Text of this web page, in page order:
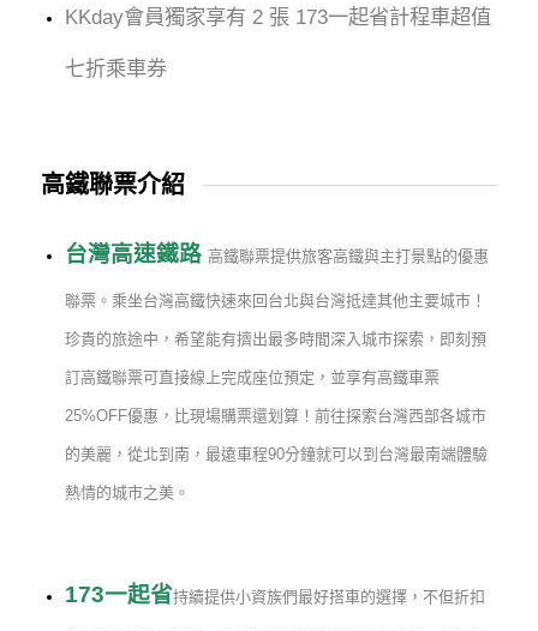
KKday會員獨家享有 2 張 173一起省計程車超值
七折乘車券
高鐵聯票介紹
台灣高速鐵路 高鐵聯票提供旅客高鐵與主打景點的優惠
聯票。乘坐台灣高鐵快速來回台北與台灣抵達其他主要城市！
珍貴的旅途中，希望能有擠出最多時間深入城市探索，即刻預
訂高鐵聯票可直接線上完成座位預定，並享有高鐵車票
25%OFF優惠，比現場購票還划算！前往探索台灣西部各城市
的美麗，從北到南，最遠車程90分鐘就可以到台灣最南端體驗
熱情的城市之美。
173一起省持續提供小資族們最好搭車的選擇，不但折扣